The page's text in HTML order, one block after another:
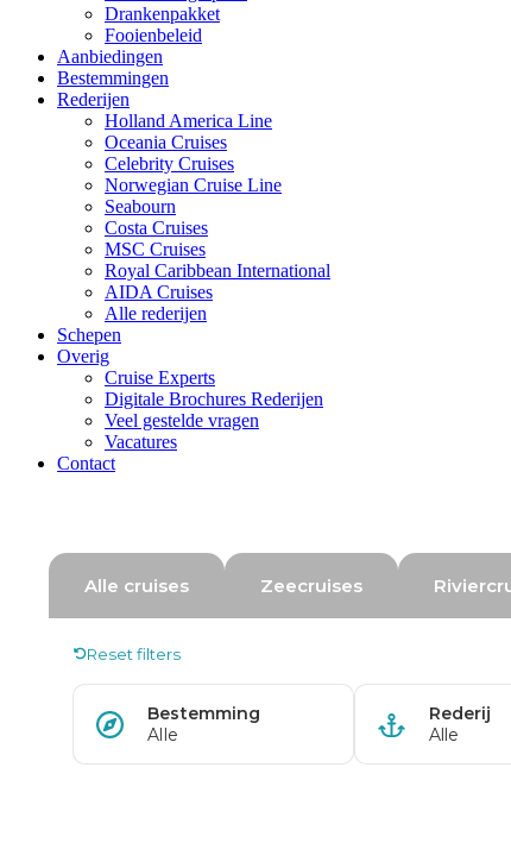
Drankenpakket
Fooienbeleid
Aanbiedingen
Bestemmingen
Rederijen
Holland America Line
Oceania Cruises
Celebrity Cruises
Norwegian Cruise Line
Seabourn
Costa Cruises
MSC Cruises
Royal Caribbean International
AIDA Cruises
Alle rederijen
Schepen
Overig
Cruise Experts
Digitale Brochures Rederijen
Veel gestelde vragen
Vacatures
Contact